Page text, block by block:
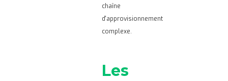
chaîne
d'approvisionnement
complexe.
Les